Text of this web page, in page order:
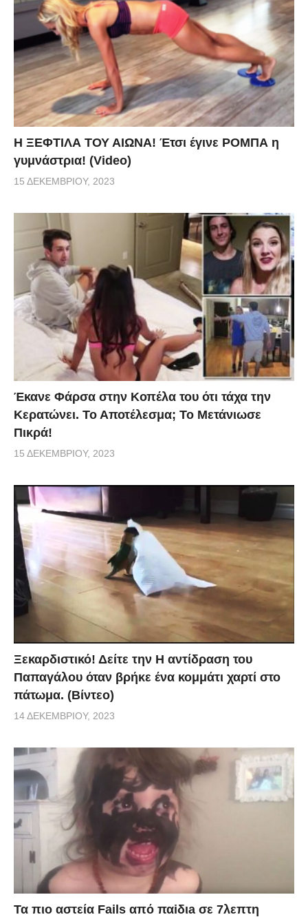
Η ΞΕΦΤΙΛΑ ΤΟΥ ΑΙΩΝΑ! Έτσι έγινε ΡΟΜΠΑ η
γυμνάστρια! (Video)
15 ΔΕΚΕΜΒΡΊΟΥ, 2023
Έκανε Φάρσα στην Κοπέλα του ότι τάχα την
Κερατώνει. Το Αποτέλεσμα; Το Μετάνιωσε
Πικρά!
15 ΔΕΚΕΜΒΡΊΟΥ, 2023
Ξεκαρδιστικό! Δείτε την Η αντίδραση του
Παπαγάλου όταν βρήκε ένα κομμάτι χαρτί στο
πάτωμα. (Βίντεο)
14 ΔΕΚΕΜΒΡΊΟΥ, 2023
Τα πιο αστεία Fails από παiδιa σε 7λεπτη